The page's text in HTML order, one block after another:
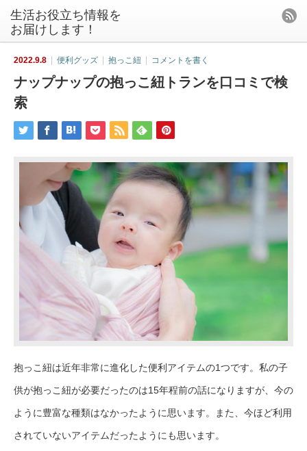
生活お役立ち情報を
お届けします！
2022.9.8 便利グッズ 抱っこ紐 コメントを書く
ナップナップの抱っこ紐トランを口コミで検
索
抱っこ紐は近年非常に進化した便利アイテムの1つです。私の子
供が抱っこ紐が必要だったのは15年程前の話になりますが、今の
ように豊富な種類はなかったように思います。また、今ほど利用
されていないアイテムだったようにも思います。